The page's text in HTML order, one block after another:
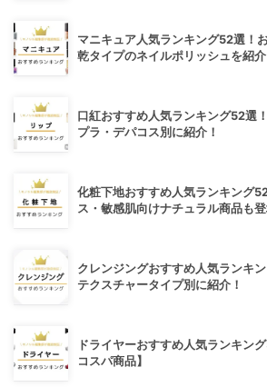
マニキュア人気ランキング52選！
乾タイプのネイルポリッシュを紹介
口紅おすすめ人気ランキング52選
プラ・デパコス別に紹介！
化粧下地おすすめ人気ランキング
ス・敏感肌向けナチュラル商品も登
クレンジングおすすめ人気ランキ
テクスチャータイプ別に紹介！
ドライヤーおすすめ人気ランキン
コスパ商品】